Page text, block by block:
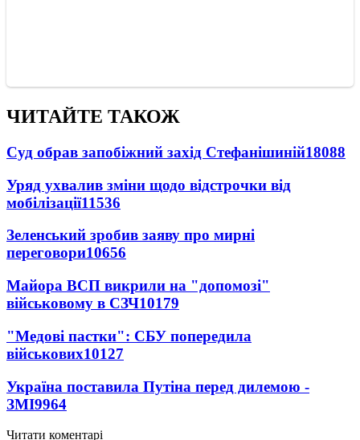
ЧИТАЙТЕ ТАКОЖ
Суд обрав запобіжний захід Стефанішиній18088
Уряд ухвалив зміни щодо відстрочки від
мобілізації11536
Зеленський зробив заяву про мирні
переговори10656
Майора ВСП викрили на "допомозі"
військовому в СЗЧ10179
"Медові пастки": СБУ попередила
військових10127
Україна поставила Путіна перед дилемою -
ЗМІ9964
Читати коментарі